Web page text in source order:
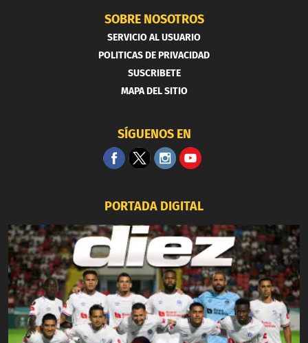
SOBRE NOSOTROS
SERVICIO AL USUARIO
POLITICAS DE PRIVACIDAD
SUSCRIBETE
MAPA DEL SITIO
SÍGUENOS EN
PORTADA DIGITAL